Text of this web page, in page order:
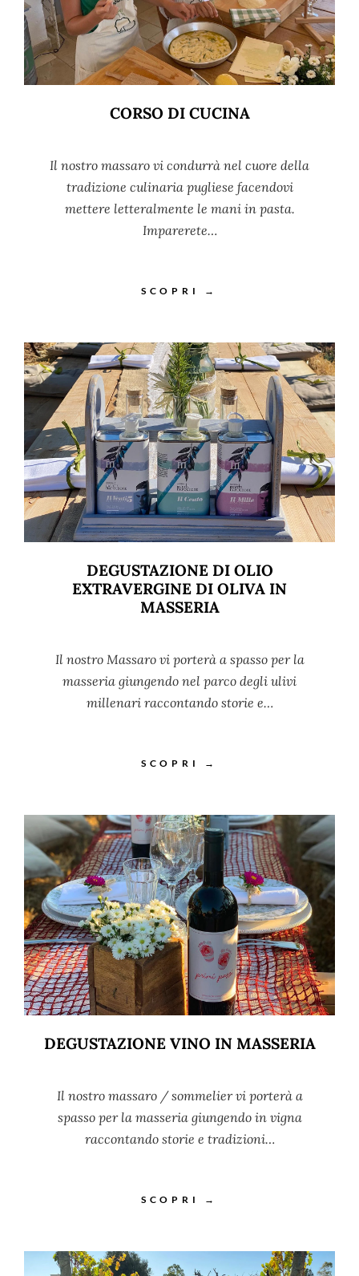
CORSO DI CUCINA
Il nostro massaro vi condurrà nel cuore della
tradizione culinaria pugliese facendovi
mettere letteralmente le mani in pasta.
Imparerete…
SCOPRI →
DEGUSTAZIONE DI OLIO
EXTRAVERGINE DI OLIVA IN
MASSERIA
Il nostro Massaro vi porterà a spasso per la
masseria giungendo nel parco degli ulivi
millenari raccontando storie e…
SCOPRI →
DEGUSTAZIONE VINO IN MASSERIA
Il nostro massaro / sommelier vi porterà a
spasso per la masseria giungendo in vigna
raccontando storie e tradizioni…
SCOPRI →